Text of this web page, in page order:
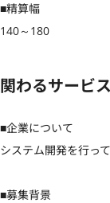
■精算幅
140～180
関わるサービ
■企業について
システム開発を行っ
■募集背景